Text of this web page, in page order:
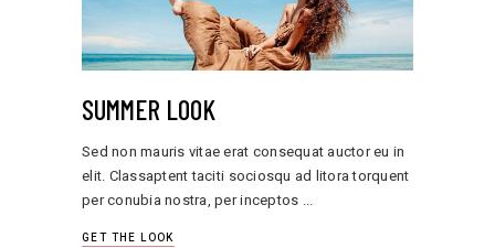
SUMMER LOOK
Sed non mauris vitae erat consequat auctor eu in
elit. Classaptent taciti sociosqu ad litora torquent
per conubia nostra, per inceptos
GET THE LOOK